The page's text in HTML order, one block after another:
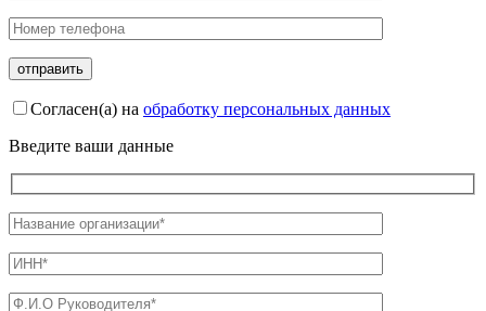
Согласен(а) на обработку персональных данных
Введите ваши данные